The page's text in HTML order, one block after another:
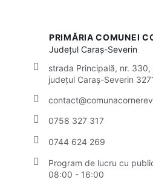
PRIMĂRIA COMUNEI
JudețulCaraș-Severin
strada Principală, nr. 330,
județul Caraș-Severin
0758 327 317
0744 624 269
Program de lucru cu
08:00 - 16:00